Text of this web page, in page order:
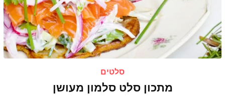
סלטים
מתכון סלט סלמון מעושן